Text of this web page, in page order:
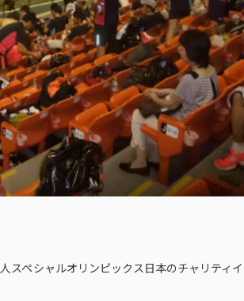
スペシャルオリンピックス日本のチャリティ